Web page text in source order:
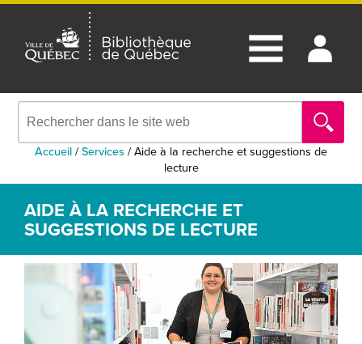
Accueil/Services /Aide à la recherche et suggestions de
lecture
AIDE À LA RECHERCHE ET
SUGGESTIONS DE LECTURE